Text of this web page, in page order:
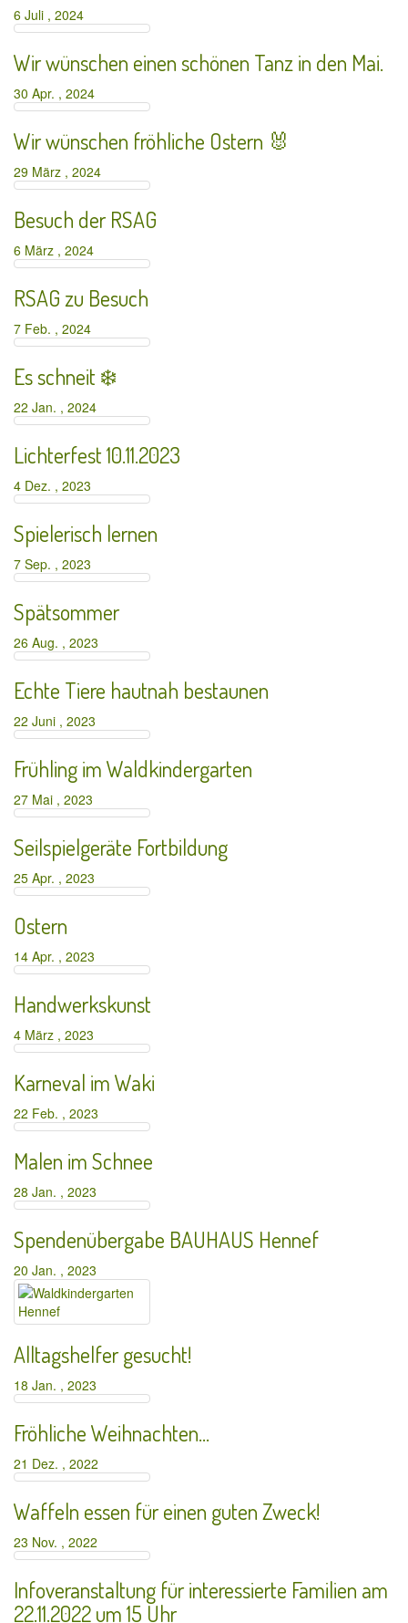
6 Juli , 2024
Wir wünschen einen schönen Tanz in den Mai.
30 Apr. , 2024
Wir wünschen fröhliche Ostern 🐰
29 März , 2024
Besuch der RSAG
6 März , 2024
RSAG zu Besuch
7 Feb. , 2024
Es schneit ❄️
22 Jan. , 2024
Lichterfest 10.11.2023
4 Dez. , 2023
Spielerisch lernen
7 Sep. , 2023
Spätsommer
26 Aug. , 2023
Echte Tiere hautnah bestaunen
22 Juni , 2023
Frühling im Waldkindergarten
27 Mai , 2023
Seilspielgeräte Fortbildung
25 Apr. , 2023
Ostern
14 Apr. , 2023
Handwerkskunst
4 März , 2023
Karneval im Waki
22 Feb. , 2023
Malen im Schnee
28 Jan. , 2023
Spendenübergabe BAUHAUS Hennef
20 Jan. , 2023
Alltagshelfer gesucht!
18 Jan. , 2023
Fröhliche Weihnachten…
21 Dez. , 2022
Waffeln essen für einen guten Zweck!
23 Nov. , 2022
Infoveranstaltung für interessierte Familien am
22.11.2022 um 15 Uhr